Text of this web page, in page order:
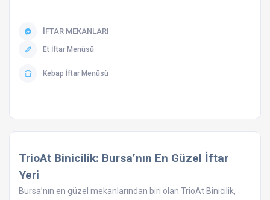
İFTAR MEKANLARI
Et İftar Menüsü
Kebap İftar Menüsü
TrioAt Binicilik: Bursa’nın En Güzel İftar
Yeri
Bursa’nın en güzel mekanlarından biri olan TrioAt Binicilik,